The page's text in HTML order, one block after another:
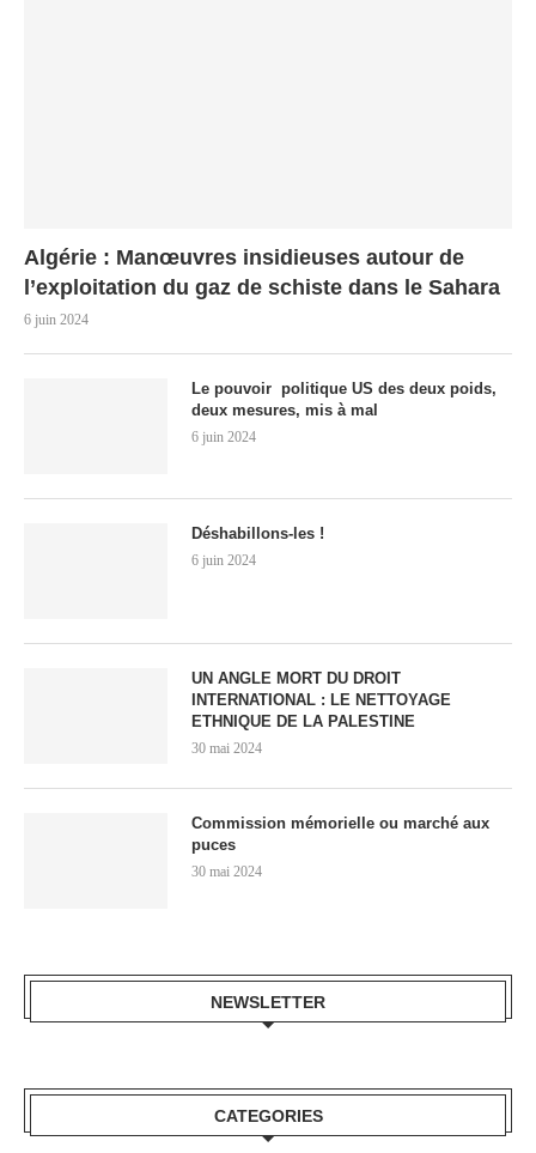
Algérie : Manœuvres insidieuses autour de
l’exploitation du gaz de schiste dans le Sahara
6 juin 2024
Le pouvoir politique US des deux poids,
deux mesures, mis à mal
6 juin 2024
Déshabillons-les !
6 juin 2024
UN ANGLE MORT DU DROIT
INTERNATIONAL : LE NETTOYAGE
ETHNIQUE DE LA PALESTINE
30 mai 2024
Commission mémorielle ou marché aux
puces
30 mai 2024
NEWSLETTER
CATEGORIES